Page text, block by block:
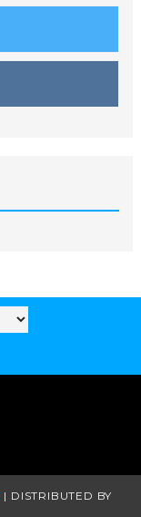
| DISTRIBUTED BY